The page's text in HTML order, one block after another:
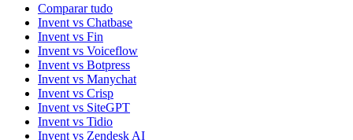
Comparar tudo
Invent vs Chatbase
Invent vs Fin
Invent vs Voiceflow
Invent vs Botpress
Invent vs Manychat
Invent vs Crisp
Invent vs SiteGPT
Invent vs Tidio
Invent vs Zendesk AI